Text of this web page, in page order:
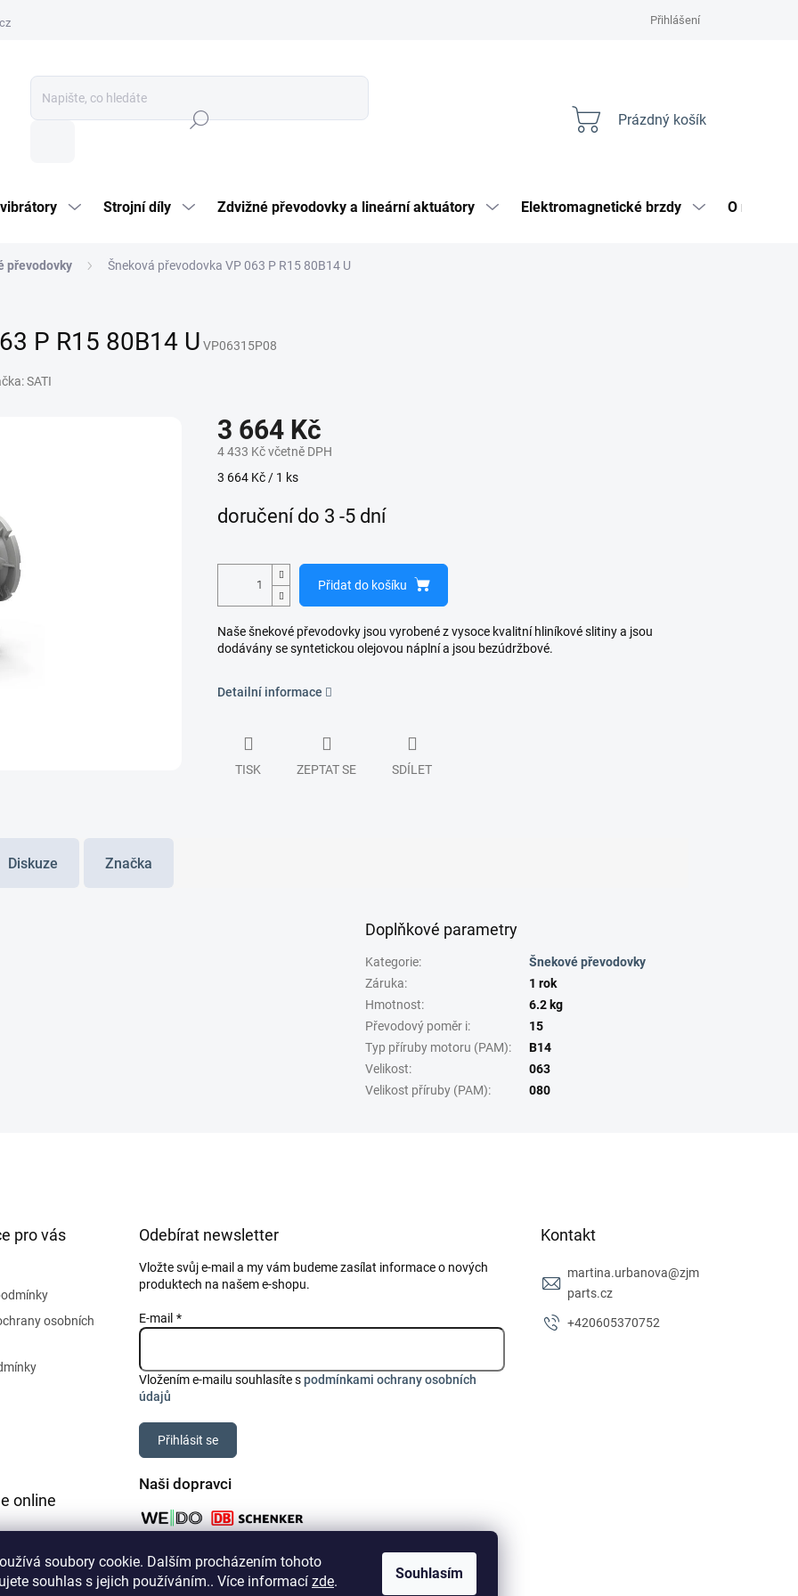
soubory cookie. Dalším procházením tohoto
souhlas s jejich používáním.. Více informací zde. Souhlasím
Přihlášení
Nákupní
Prázdný košík
Strojní díly Zdvižné převodovky a lineární aktuátory Elektromagnetické brzdy O nás
převodovky Šneková převodovka VP 063 P R15 80B14 U
P R15 80B14 U VP06315P08
SATI
3 664 Kč
4 433 Kč včetně DPH
Měrná
3 664 Kč / 1 ks
doručení do 3 -5 dní
Přidat do košíku
Naše šnekové převodovky jsou vyrobené z vysoce kvalitní hliníkové slitiny a jsou
dodávány se syntetickou olejovou náplní a jsou bezúdržbové.
Detailní informace
TISK ZEPTAT SE SDÍLET
Diskuze Značka
Doplňkové parametry
Kategorie:
Šnekové převodovky
Záruka:
1 rok
Hmotnost:
6.2 kg
Převodový poměr i:
15
Typ příruby motoru (PAM):
B14
Velikost:
063
Velikost příruby (PAM): 080
pro vás
osobních
Odebírat newsletter
Vložte svůj e-mail a my vám budeme zasílat informace o nových
produktech na našem e-shopu.
E-mail
Vložením e-mailu souhlasíte spodmínkami ochrany osobních
údajů
Přihlásit se
Kontakt
martina.urbanova@zjm
parts.cz
+420605370752
online
Naši dopravci